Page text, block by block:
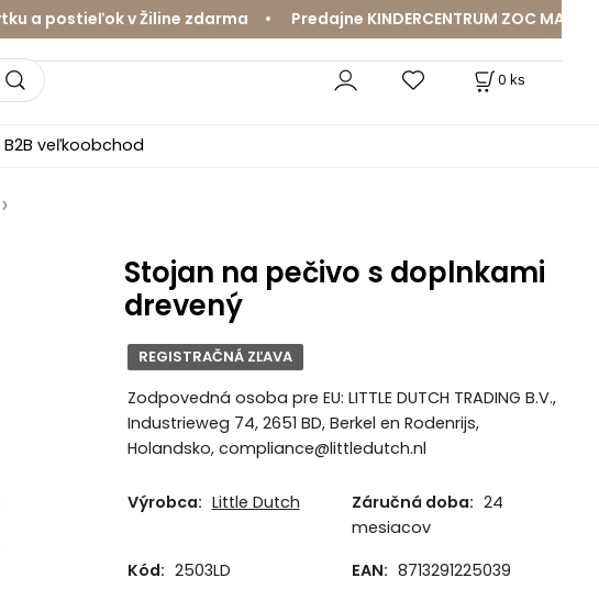
v Žiline zdarma • Predajne KINDERCENTRUM ZOC MAX a
0 ks
B2B veľkoobchod
Stojan na pečivo s doplnkami
drevený
REGISTRAČNÁ ZĽAVA
Zodpovedná osoba pre EU: LITTLE DUTCH TRADING B.V.,
Industrieweg 74, 2651 BD, Berkel en Rodenrijs,
Holandsko, compliance@littledutch.nl
Výrobca: Little Dutch Záručná doba: 24
mesiacov
Kód: 2503LD EAN: 8713291225039